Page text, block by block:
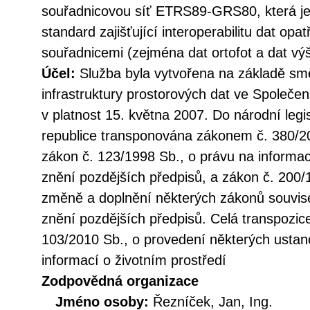
souřadnicovou síť ETRS89-GRS80, která
standard zajišťující interoperabilitu dat
souřadnicemi (zejména dat ortofot a dat
Účel: Služba byla vytvořena na základě
infrastruktury prostorových dat ve
v platnost 15. května 2007. Do národní
republice transponována zákonem č. 380/
zákon č. 123/1998 Sb., o právu na
znění pozdějších předpisů, a zákon č.
změně a doplnění některých zákonů
znění pozdějších předpisů. Celá
103/2010 Sb., o provedení některých
informací o životním prostředí
Zodpovědná organizace
Jméno osoby: Řezníček, Jan, Ing.